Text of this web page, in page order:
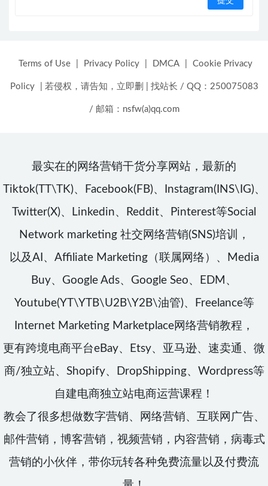
Terms of Use Privacy Policy DMCA Cookie Privacy
Policy 若侵权，请告知，立即删 找站长 / QQ：250075083
/ 邮箱：nsfw(a)qq.com
最实在的网络营销干货分享网站，最新的
Tiktok(TT\TK)、Facebook(FB)、Instagram(INS\IG)、
Twitter(X)、Linkedin、Reddit、Pinterest等Social
Network marketing 社交网络营销(SNS)培训，
以及AI、Affiliate Marketing（联属网络）、Media
Buy、Google Ads、Google Seo、EDM、
Youtube(YT\YTB\U2B\Y2B\油管)、Freelance等
Internet Marketing Marketplace网络营销教程，
更有跨境电商平台eBay、Etsy、亚马逊、速卖通、微
商/独立站、Shopify、DropShipping、Wordpress等
自建电商独立站电商运营课程！
教会了很多想做数字营销、网络营销、互联网广告、
邮件营销，博客营销，视频营销，内容营销，病毒式
营销的小伙伴，带你玩转各种免费流量以及付费流